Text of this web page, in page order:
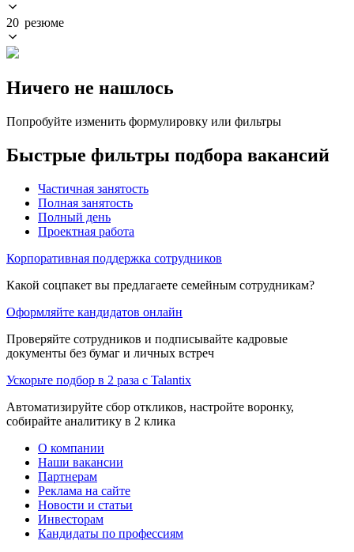
20 резюме
Ничего не нашлось
Попробуйте изменить формулировку или фильтры
Быстрые фильтры подбора вакансий
Частичная занятость
Полная занятость
Полный день
Проектная работа
Корпоративная поддержка сотрудников
Какой соцпакет вы предлагаете семейным сотрудникам?
Оформляйте кандидатов онлайн
Проверяйте сотрудников и подписывайте кадровые
документы без бумаг и личных встреч
Ускорьте подбор в 2 раза с Talantix
Автоматизируйте сбор откликов, настройте воронку,
собирайте аналитику в 2 клика
О компании
Наши вакансии
Партнерам
Реклама на сайте
Новости и статьи
Инвесторам
Кандидаты по профессиям